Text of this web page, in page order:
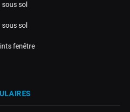
sous sol
sous sol
fenêtre